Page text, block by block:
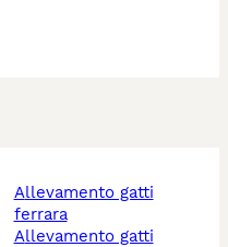
allevamento gatti
ferrara
allevamento gatti